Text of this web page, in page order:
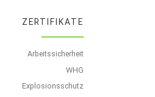
ZERTIFIKATE
Arbeitssicherheit
WHG
Explosionsschutz